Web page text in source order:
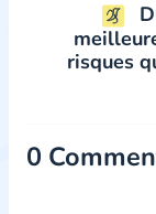
risques
0